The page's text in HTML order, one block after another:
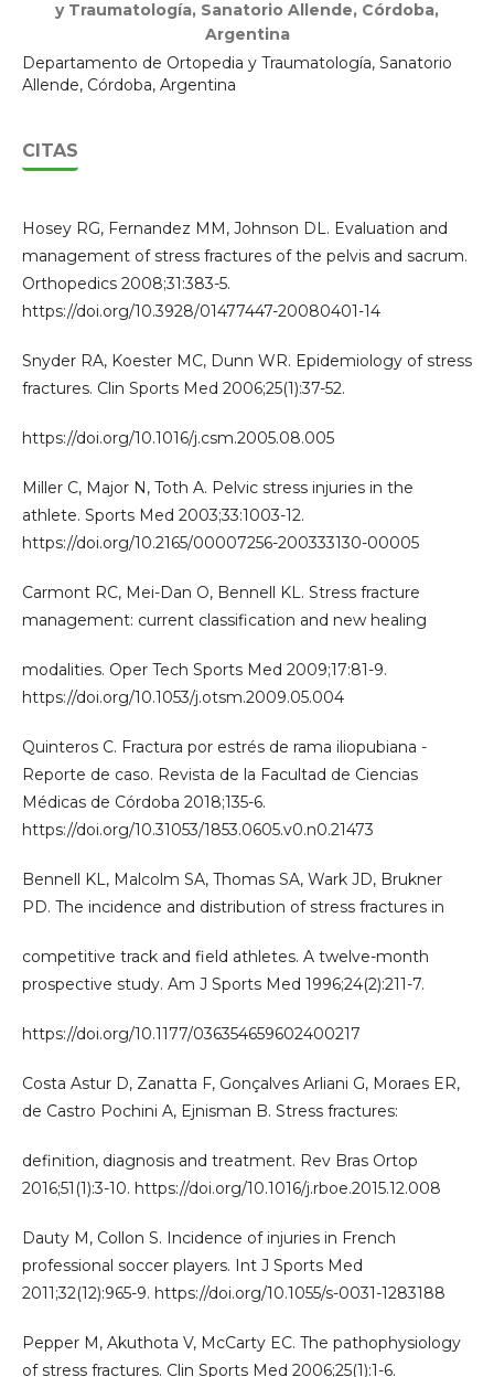
y Traumatología, Sanatorio Allende, Córdoba,
Argentina
Departamento de Ortopedia y Traumatología, Sanatorio
Allende, Córdoba, Argentina
CITAS
Hosey RG, Fernandez MM, Johnson DL. Evaluation and
management of stress fractures of the pelvis and sacrum.
Orthopedics 2008;31:383-5.
https://doi.org/10.3928/01477447-20080401-14
Snyder RA, Koester MC, Dunn WR. Epidemiology of stress
fractures. Clin Sports Med 2006;25(1):37-52.
https://doi.org/10.1016/j.csm.2005.08.005
Miller C, Major N, Toth A. Pelvic stress injuries in the
athlete. Sports Med 2003;33:1003-12.
https://doi.org/10.2165/00007256-200333130-00005
Carmont RC, Mei-Dan O, Bennell KL. Stress fracture
management: current classification and new healing
modalities. Oper Tech Sports Med 2009;17:81-9.
https://doi.org/10.1053/j.otsm.2009.05.004
Quinteros C. Fractura por estrés de rama iliopubiana -
Reporte de caso. Revista de la Facultad de Ciencias
Médicas de Córdoba 2018;135-6.
https://doi.org/10.31053/1853.0605.v0.n0.21473
Bennell KL, Malcolm SA, Thomas SA, Wark JD, Brukner
PD. The incidence and distribution of stress fractures in
competitive track and field athletes. A twelve-month
prospective study. Am J Sports Med 1996;24(2):211-7.
https://doi.org/10.1177/036354659602400217
Costa Astur D, Zanatta F, Gonçalves Arliani G, Moraes ER,
de Castro Pochini A, Ejnisman B. Stress fractures:
definition, diagnosis and treatment. Rev Bras Ortop
2016;51(1):3-10. https://doi.org/10.1016/j.rboe.2015.12.008
Dauty M, Collon S. Incidence of injuries in French
professional soccer players. Int J Sports Med
2011;32(12):965-9. https://doi.org/10.1055/s-0031-1283188
Pepper M, Akuthota V, McCarty EC. The pathophysiology
of stress fractures. Clin Sports Med 2006;25(1):1-6.